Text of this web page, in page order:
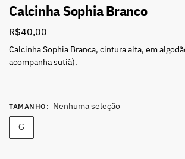
Calcinha Sophia Branco
R$40,00
Calcinha Sophia Branca, cintura alta, em
acompanha sutiã).
TAMANHO : Nenhuma seleção
G